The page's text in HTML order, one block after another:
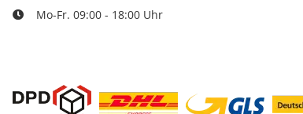
Mo-Fr. 09:00 - 18:00 Uhr